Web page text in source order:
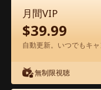
月間VIP
$39.99
自動更新。いつでもキ
無制限視聴